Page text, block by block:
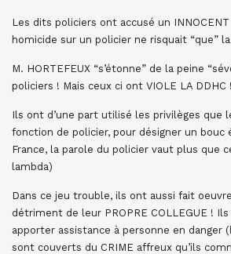
Les dits policiers ont accusé un
homicide sur un policier ne risquait “que”
M. HORTEFEUX “s’étonne” de la peine
policiers ! Mais ceux ci ont VIOLE LA DDHC !
Ils ont d’une part utilisé les privilèges que
fonction de policier, pour désigner un bouc
France, la parole du policier vaut plus que
lambda)
Dans ce jeu trouble, ils ont aussi fait
détriment de leur PROPRE COLLEGUE ! Ils
apporter assistance à personne en danger
sont couverts du CRIME affreux qu’ils